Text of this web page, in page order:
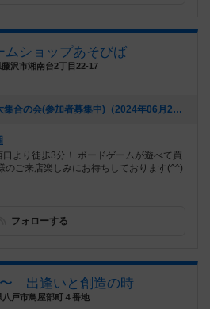
ムショップあそびば
沢市湘南台2丁目22-17
[NEW] ボードゲーム初心者大集合の会(参加者募集中)（2024年06月21日 09時28分）
より徒歩3分！ ボードゲームが遊べて買
のご来店楽しみにお待ちしております(^^)
フォローする
出逢いと創造の時
八戸市鳥屋部町４番地